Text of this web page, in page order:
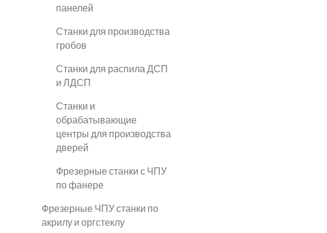
панелей
Станки для производства
гробов
Станки для распила ДСП
и ЛДСП
Станки и
обрабатывающие
центры для производства
дверей
Фрезерные станки с ЧПУ
по фанере
Фрезерные ЧПУ станки по
акрилу и оргстеклу